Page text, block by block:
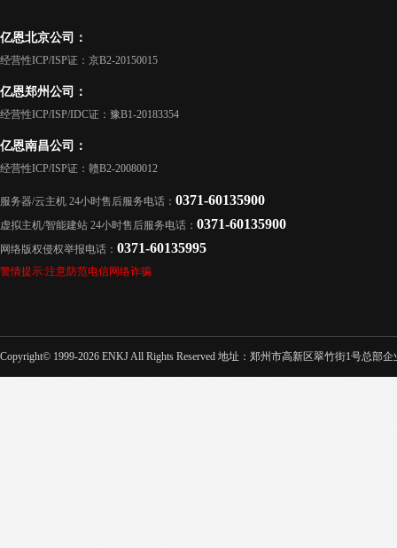
亿恩北京公司：
经营性ICP/ISP证：京B2-20150015
亿恩郑州公司：
经营性ICP/ISP/IDC证：豫B1-20183354
亿恩南昌公司：
经营性ICP/ISP证：赣B2-20080012
服务器/云主机 24小时售后服务电话： 0371-60135900
虚拟主机/智能建站 24小时售后服务电话： 0371-60135900
网络版权侵权举报电话： 0371-60135995
警情提示:注意防范电信网络诈骗
Copyright© 1999-2026 ENKJ All Rights Reserved 地址：郑州市高新区翠竹街1号